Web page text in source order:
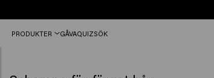
före
12:00,
idag
PRODUKTER GÅVAQUIZSÖK